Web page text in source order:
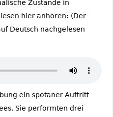
Zustände in
hier anhören: (Der
Deutsch nachgelesen
ein spotaner Auftritt
Sie performten drei